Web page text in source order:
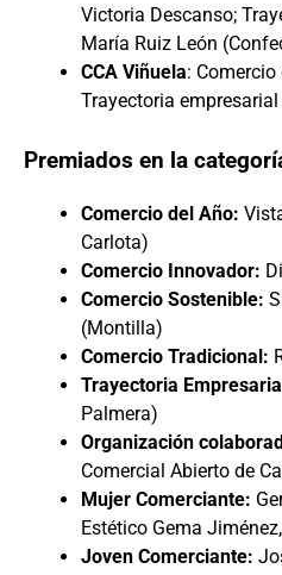
Victoria Descanso;
María Ruiz León
CCA Viñuela:
Trayectoria
Premiados en la
Comercio del Año:
Carlota)
Comercio Innovador:
Comercio Sostenible:
(Montilla)
Comercio Tradicional:
Trayectoria
Palmera)
Organización
Comercial Abierto de
Mujer Comerciante:
Estético Gema
Joven Comerciante: